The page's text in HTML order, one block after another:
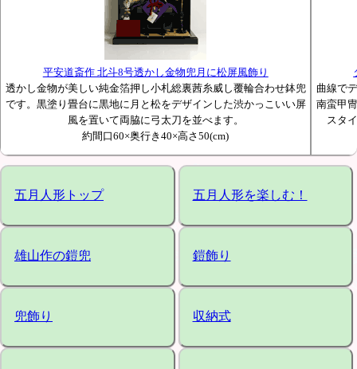
平安道斎作 北斗8号透かし金物兜月に松屏風飾り
透かし金物が美しい純金箔押し小札総裏茜糸威し覆輪合わせ鉢兜
です。黒塗り畳台に黒地に月と松をデザインした渋かっこいい屏
風を置いて両脇に弓太刀を並べます。
約間口60×奥行き40×高さ50(cm)
曲線で
南蛮甲
スタ
五月人形トップ 五月人形を楽しむ！
雄山作の鎧兜 鎧飾り
兜飾り 収納式